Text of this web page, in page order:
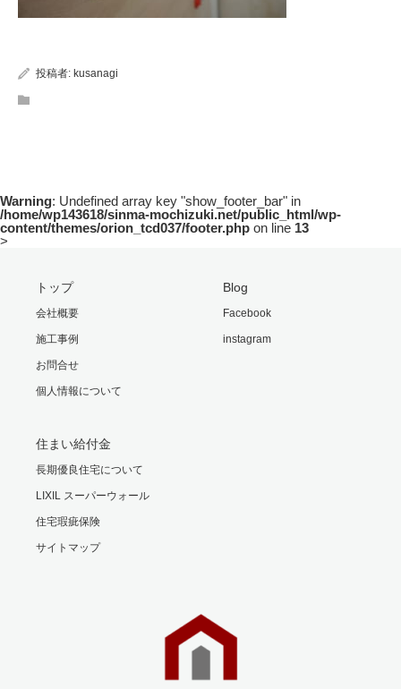
投稿者: kusanagi
Warning: Undefined array key "show_footer_bar" in
/home/wp143618/sinma-mochizuki.net/public_html/wp-
content/themes/orion_tcd037/footer.php on line 13
>
トップ
会社概要
施工事例
お問合せ
個人情報について
Blog
Facebook
instagram
住まい給付金
長期優良住宅について
LIXIL スーパーウォール
住宅瑕疵保険
サイトマップ